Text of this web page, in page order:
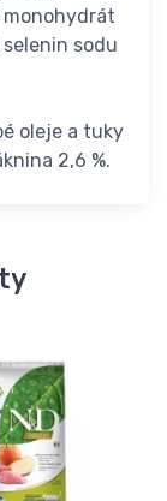
sodu
oleje a tuky
2,6 %.